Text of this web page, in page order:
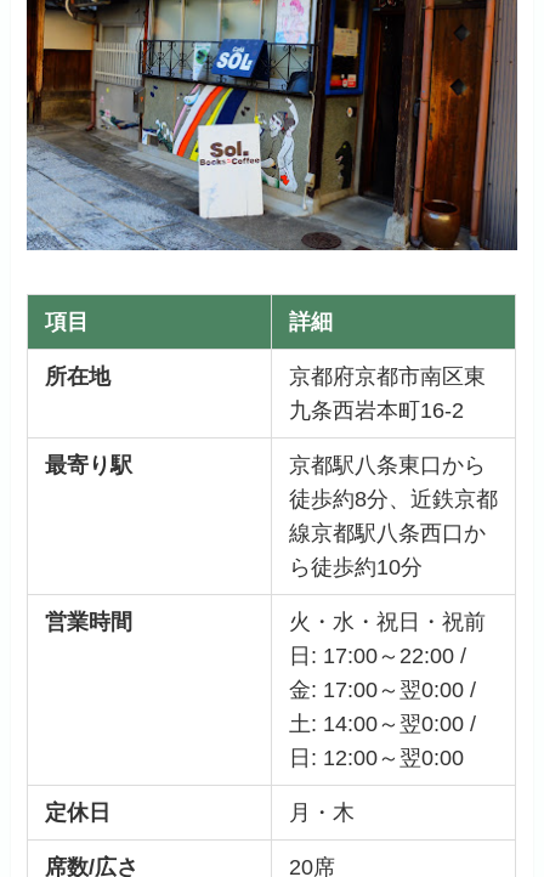
項目 詳細
所在地
京都府京都市南区東
九条西岩本町16-2
最寄り駅
京都駅八条東口から
徒歩約8分、近鉄京都
線京都駅八条西口か
ら徒歩約10分
営業時間
火・水・祝日・祝前
日: 17:00～22:00 /
金: 17:00～翌0:00 /
土: 14:00～翌0:00 /
日: 12:00～翌0:00
定休日 月・木
席数/広さ 20席